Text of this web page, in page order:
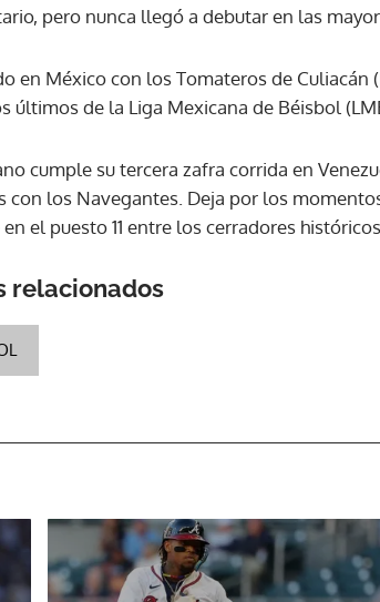
pero nunca llegó a debutar en las
en México con los Tomateros de Culiacán
últimos de la Liga Mexicana de Béisbol
cumple su tercera zafra corrida en
con los Navegantes. Deja por los
el puesto 11 entre los cerradores históricos
relacionados